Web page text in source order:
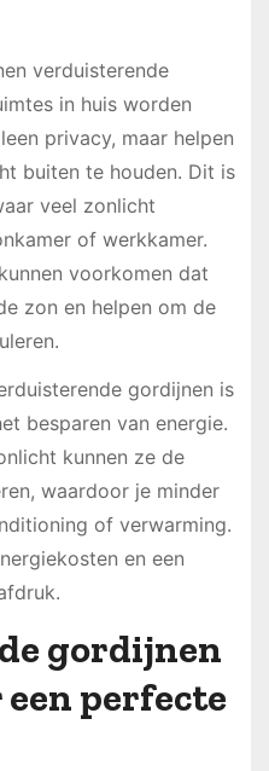
verduisterende
in huis worden
privacy, maar helpen
buiten te houden. Dit is
veel zonlicht
of werkkamer.
voorkomen dat
zon en helpen om de
gordijnen is
besparen van energie.
kunnen ze de
waardoor je minder
of verwarming.
en een
gordijnen
een perfecte